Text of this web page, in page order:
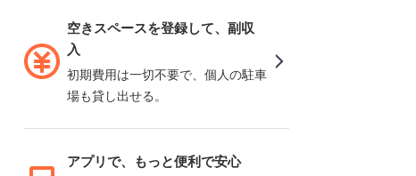
空きスペースを登録して、副収
入
初期費用は一切不要で、個人の駐車
場も貸し出せる。
アプリで、もっと便利で安心